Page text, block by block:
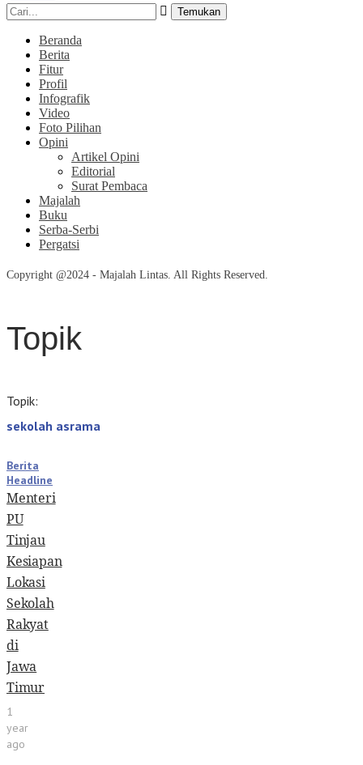
Temukan
Beranda
Berita
Fitur
Profil
Infografik
Video
Foto Pilihan
Opini
Artikel Opini
Editorial
Surat Pembaca
Majalah
Buku
Serba-Serbi
Pergatsi
Copyright @2024 - Majalah Lintas. All Rights Reserved.
Topik
Topik:
sekolah asrama
Berita
Headline
Menteri
PU
Tinjau
Kesiapan
Lokasi
Sekolah
Rakyat
di
Jawa
Timur
1
year
ago